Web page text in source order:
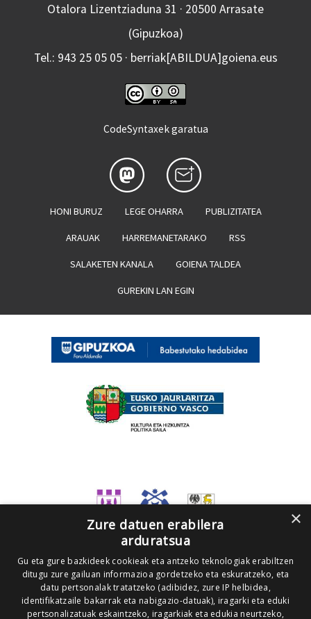
Otalora Lizentziaduna 31 · 20500 Arrasate
(Gipuzkoa)
Tel.: 943 25 05 05 · berriak[ABILDUA]goiena.eus
CodeSyntaxek garatua
HONI BURUZ LEGE OHARRA PUBLIZITATEA
ARAUAK HARREMANETARAKO RSS
SALAKETEN KANALA GOIENA TALDEA
GUREKIN LAN EGIN
×
Zure datuen erabilera
arduratsua
Gu eta gure bazkideek cookieak eta antzeko teknologiak erabiltzen
ditugu zure gailuan informazioa gordetzeko eta eskuratzeko, eta
datu pertsonalak tratatzeko (adibidez, zure IP helbidea,
identifikatzaile bakarrak eta nabigazio-datuak), iragarki eta eduki
pertsonalizatuak eskaintzeko, iragarkiak eta edukia neurtzeko,